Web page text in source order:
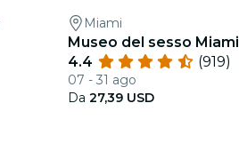
Miami
Museo del sesso Miami
4.4
(919)
07 - 31 ago
Da 27,39 USD